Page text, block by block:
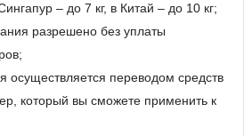
– до 7 кг, в Китай – до 10 кг;
разрешено без уплаты
осуществляется переводом средств
который вы сможете применить к